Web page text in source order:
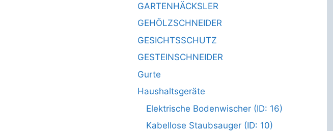
GARTENHÄCKSLER
GEHÖLZSCHNEIDER
GESICHTSSCHUTZ
GESTEINSCHNEIDER
Gurte
Haushaltsgeräte
Elektrische Bodenwischer (ID: 16)
Kabellose Staubsauger (ID: 10)